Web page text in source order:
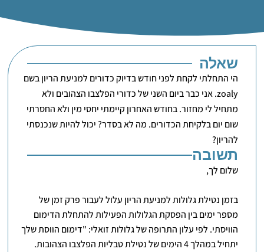
שאלה
הי התחלתי לקחת לפני חודש בדיוק כדורים למניעת הריון בשם
zoaly. אני כבר ביום השני של כדורי הפלצבו הצהובים ולא
מתחיל לי מחזור. בחודש האחרון קיימתי יחסי מין ולא החסרתי
שום יום בלקיחת הכדורים. מה לא בסדר? יכול להיות שנכנסתי
להריון?
תשובה
שלום לך,
בזמן נטילת גלולות למניעת הריון עלול לעבור פרק זמן של
מספר ימים בין הפסקת הגלולות הפעילות להתחלת הדימום
הוויסתי. לפי עלון התרופה של גלולות זואלי: "דימום הווסת שלך
יתחיל במהלך 4 הימים של נטילת טבליות הפלצבו הצהובות.